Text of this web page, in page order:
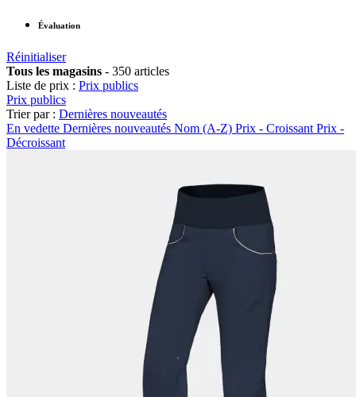
Évaluation
Réinitialiser
Tous les magasins - 350 articles
Liste de prix : Prix publics
Prix publics
Trier par : Dernières nouveautés
En vedette Dernières nouveautés Nom (A-Z) Prix - Croissant Prix -
Décroissant